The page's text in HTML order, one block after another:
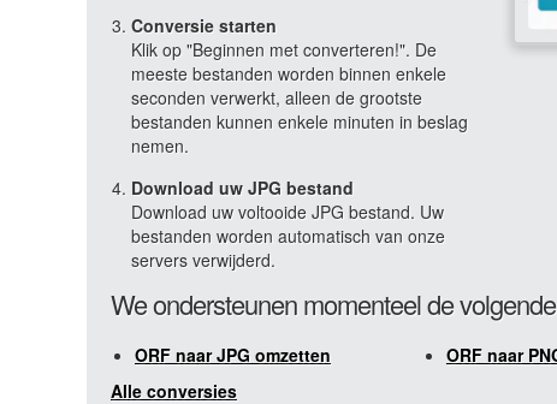
Conversie starten
Klik op "Beginnen met converteren!". De
meeste bestanden worden binnen enkele
seconden verwerkt, alleen de grootste
bestanden kunnen enkele minuten in beslag
nemen.
Download uw JPG bestand
Download uw voltooide JPG bestand. Uw
bestanden worden automatisch van onze
servers verwijderd.
We ondersteunen momenteel de
ORF naar JPG omzetten ORF naar
Alle conversies